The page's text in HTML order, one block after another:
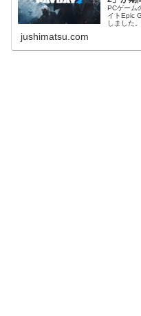
PCゲーム
イトEpic
しました
jushimatsu.com